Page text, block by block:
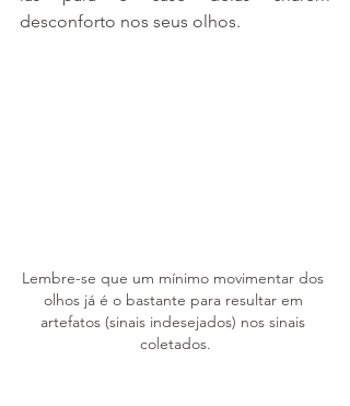
desconforto nos seus olhos.
Lembre-se que um mínimo movimentar dos
olhos já é o bastante para resultar em
artefatos (sinais indesejados) nos sinais
coletados.